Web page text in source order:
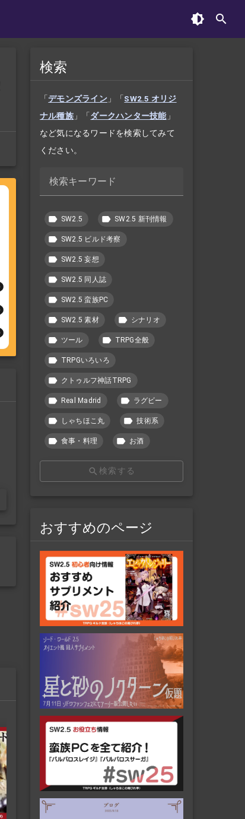
ソード・ワールド2.5はどんな
TRPG？ システム面と世界観の概
要と魅力を解説！
SW2.5というTRPGについて、簡潔にその魅力を紹
検索
「デモンズライン」「 SW2.5 オリジ
ナル種族」「 ダークハンター技能」
など気になるワードを検索してみて
ください。
検索キーワード
SW2.5 SW2.5 新刊情報
SW2.5 ビルド考察
SW2.5 妄想
SW2.5 同人誌
SW2.5 蛮族PC
SW2.5 素材 シナリオ
ツール TRPG全般
TRPGいろいろ
クトゥルフ神話TRPG
Real Madrid ラグビー
しゃちほこ丸 技術系
食事・料理 お酒
検索する
おすすめのページ